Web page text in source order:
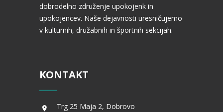
dobrodelno združenje upokojenk in
upokojencev. Naše dejavnosti uresničujemo
v kulturnih, družabnih in športnih sekcijah.
KONTAKT
Trg 25 Maja 2, Dobrovo